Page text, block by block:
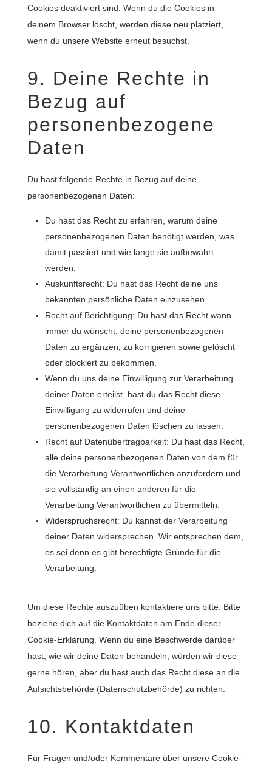
Cookies deaktiviert sind. Wenn du die Cookies in
deinem Browser löscht, werden diese neu platziert,
wenn du unsere Website erneut besuchst.
9. Deine Rechte in
Bezug auf
personenbezogene
Daten
Du hast folgende Rechte in Bezug auf deine
personenbezogenen Daten:
Du hast das Recht zu erfahren, warum deine
personenbezogenen Daten benötigt werden, was
damit passiert und wie lange sie aufbewahrt
werden.
Auskunftsrecht: Du hast das Recht deine uns
bekannten persönliche Daten einzusehen.
Recht auf Berichtigung: Du hast das Recht wann
immer du wünscht, deine personenbezogenen
Daten zu ergänzen, zu korrigieren sowie gelöscht
oder blockiert zu bekommen.
Wenn du uns deine Einwilligung zur Verarbeitung
deiner Daten erteilst, hast du das Recht diese
Einwilligung zu widerrufen und deine
personenbezogenen Daten löschen zu lassen.
Recht auf Datenübertragbarkeit: Du hast das Recht,
alle deine personenbezogenen Daten von dem für
die Verarbeitung Verantwortlichen anzufordern und
sie vollständig an einen anderen für die
Verarbeitung Verantwortlichen zu übermitteln.
Widerspruchsrecht: Du kannst der Verarbeitung
deiner Daten widersprechen. Wir entsprechen dem,
es sei denn es gibt berechtigte Gründe für die
Verarbeitung.
Um diese Rechte auszuüben kontaktiere uns bitte. Bitte
beziehe dich auf die Kontaktdaten am Ende dieser
Cookie-Erklärung. Wenn du eine Beschwerde darüber
hast, wie wir deine Daten behandeln, würden wir diese
gerne hören, aber du hast auch das Recht diese an die
Aufsichtsbehörde (Datenschutzbehörde) zu richten.
10. Kontaktdaten
Für Fragen und/oder Kommentare über unsere Cookie-